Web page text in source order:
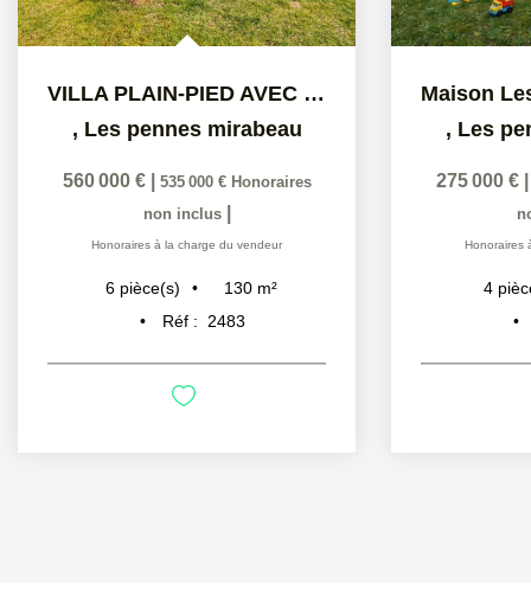
VILLA PLAIN-PIED AVEC PISCINE, STUDIO INDÉPENDANT ET GRAND...
, Les pennes mirabeau
560 000 € 535 000 € Honoraires
non inclus
Honoraires à la charge du vendeur
6 pièce(s) 130 m²
Réf :
2483
, Les
275 000 €
Honoraires
4